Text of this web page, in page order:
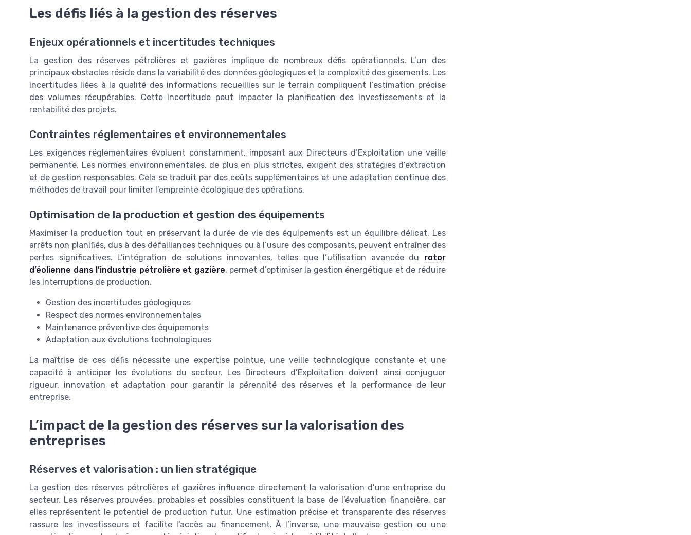
Les défis liés à la gestion des réserves
Enjeux opérationnels et incertitudes techniques
La gestion des réserves pétrolières et gazières implique de nombreux défis opérationnels. L’un des
principaux obstacles réside dans la variabilité des données géologiques et la complexité des gisements. Les
incertitudes liées à la qualité des informations recueillies sur le terrain compliquent l’estimation précise
des volumes récupérables. Cette incertitude peut impacter la planification des investissements et la
rentabilité des projets.
Contraintes réglementaires et environnementales
Les exigences réglementaires évoluent constamment, imposant aux Directeurs d’Exploitation une veille
permanente. Les normes environnementales, de plus en plus strictes, exigent des stratégies d’extraction
et de gestion responsables. Cela se traduit par des coûts supplémentaires et une adaptation continue des
méthodes de travail pour limiter l’empreinte écologique des opérations.
Optimisation de la production et gestion des équipements
Maximiser la production tout en préservant la durée de vie des équipements est un équilibre délicat. Les
arrêts non planifiés, dus à des défaillances techniques ou à l’usure des composants, peuvent entraîner des
pertes significatives. L’intégration de solutions innovantes, telles que l’utilisation avancée du rotor
d’éolienne dans l’industrie pétrolière et gazière, permet d’optimiser la gestion énergétique et de réduire
les interruptions de production.
Gestion des incertitudes géologiques
Respect des normes environnementales
Maintenance préventive des équipements
Adaptation aux évolutions technologiques
La maîtrise de ces défis nécessite une expertise pointue, une veille technologique constante et une
capacité à anticiper les évolutions du secteur. Les Directeurs d’Exploitation doivent ainsi conjuguer
rigueur, innovation et adaptation pour garantir la pérennité des réserves et la performance de leur
entreprise.
L’impact de la gestion des réserves sur la valorisation des
entreprises
Réserves et valorisation : un lien stratégique
La gestion des réserves pétrolières et gazières influence directement la valorisation d’une entreprise du
secteur. Les réserves prouvées, probables et possibles constituent la base de l’évaluation financière, car
elles représentent le potentiel de production futur. Une estimation précise et transparente des réserves
rassure les investisseurs et facilite l’accès au financement. À l’inverse, une mauvaise gestion ou une